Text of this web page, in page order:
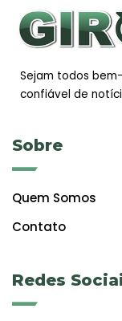
Sejam todos
confiável de
Sobre
Quem Somos
Contato
Redes